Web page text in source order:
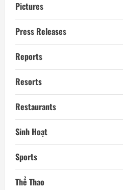
Pictures
Press Releases
Reports
Resorts
Restaurants
Sinh Hoạt
Sports
Thể Thao